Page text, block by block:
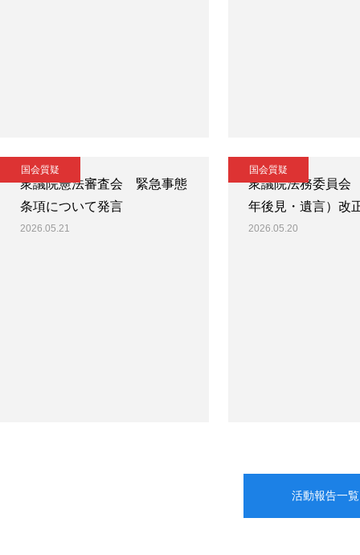
国会質疑
衆議院憲法審査会 緊急事態
条項について発言
2026.05.21
国会質疑
衆議院法務委員
年後見・遺言）改
2026.05.20
活動報告一覧